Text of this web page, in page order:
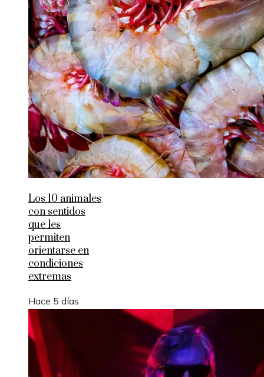
Los 10 animales
con sentidos
que les
permiten
orientarse en
condiciones
extremas
Hace 5 días